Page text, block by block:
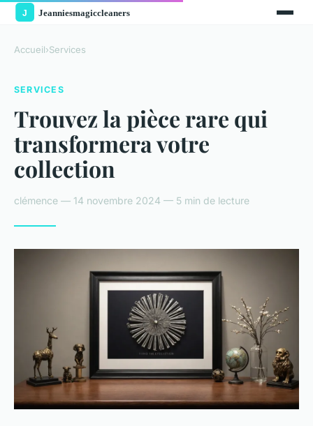
Accueil›Services
SERVICES
Trouvez la pièce rare qui
transformera votre
collection
clémence — 14 novembre 2024 — 5 min de lecture